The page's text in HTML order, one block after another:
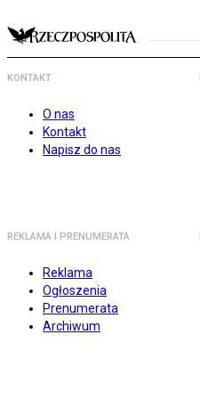
KONTAKT
O nas
Kontakt
Napisz do nas
REKLAMA I PRENUMERATA
Reklama
Ogłoszenia
Prenumerata
Archiwum